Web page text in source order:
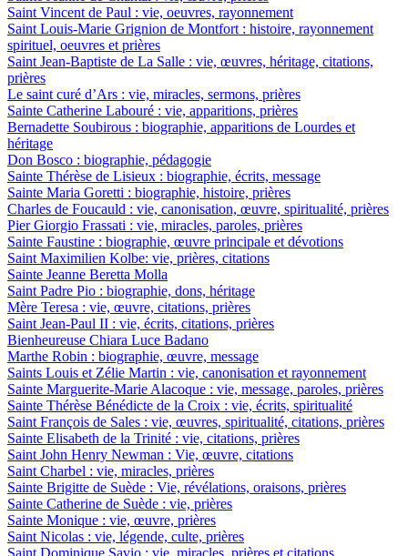
Saint Vincent de Paul : vie, oeuvres, rayonnement
Saint Louis-Marie Grignion de Montfort : histoire, rayonnement
spirituel, oeuvres et prières
Saint Jean-Baptiste de La Salle : vie, œuvres, héritage, citations,
prières
Le saint curé d’Ars : vie, miracles, sermons, prières
Sainte Catherine Labouré : vie, apparitions, prières
Bernadette Soubirous : biographie, apparitions de Lourdes et
héritage
Don Bosco : biographie, pédagogie
Sainte Thérèse de Lisieux : biographie, écrits, message
Sainte Maria Goretti : biographie, histoire, prières
Charles de Foucauld : vie, canonisation, œuvre, spiritualité, prières
Pier Giorgio Frassati : vie, miracles, paroles, prières
Sainte Faustine : biographie, œuvre principale et dévotions
Saint Maximilien Kolbe: vie, prières, citations
Sainte Jeanne Beretta Molla
Saint Padre Pio : biographie, dons, héritage
Mère Teresa : vie, œuvre, citations, prières
Saint Jean-Paul II : vie, écrits, citations, prières
Bienheureuse Chiara Luce Badano
Marthe Robin : biographie, œuvre, message
Saints Louis et Zélie Martin : vie, canonisation et rayonnement
Sainte Marguerite-Marie Alacoque : vie, message, paroles, prières
Sainte Thérèse Bénédicte de la Croix : vie, écrits, spiritualité
Saint François de Sales : vie, œuvres, spiritualité, citations, prières
Sainte Elisabeth de la Trinité : vie, citations, prières
Saint John Henry Newman : Vie, œuvre, citations
Saint Charbel : vie, miracles, prières
Sainte Brigitte de Suède : Vie, révélations, oraisons, prières
Sainte Catherine de Suède : vie, prières
Sainte Monique : vie, œuvre, prières
Saint Nicolas : vie, légende, culte, prières
Saint Dominique Savio : vie, miracles, prières et citations